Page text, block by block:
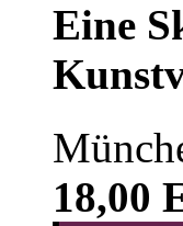
Eine
18,00